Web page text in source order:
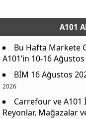
A101
Bu Hafta Markete
A101’in 10-16
BİM 16 Ağustos
2026
Carrefour ve A101
Reyonlar, Mağazalar